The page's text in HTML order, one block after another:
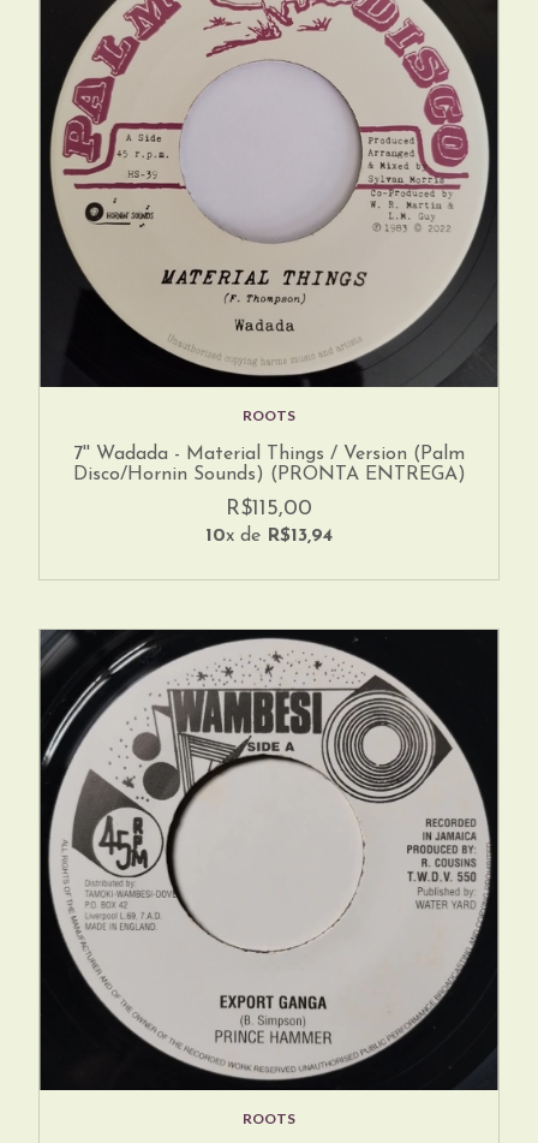
ROOTS
7'' Wadada - Material Things / Version (Palm
Disco/Hornin Sounds) (PRONTA ENTREGA)
R$115,00
10x de R$13,94
ROOTS